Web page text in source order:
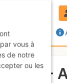
-
vous à
de notre
ou les